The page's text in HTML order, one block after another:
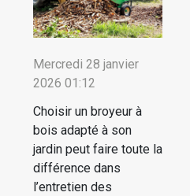
Mercredi 28 janvier
2026 01:12
Choisir un broyeur à
bois adapté à son
jardin peut faire toute la
différence dans
l’entretien des